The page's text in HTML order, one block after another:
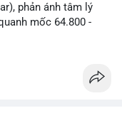
phản ánh tâm lý
mốc 64.800 -
qua, tổng trị giá